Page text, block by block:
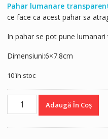
Pahar lumanare
ce face ca acest pahar sa
In pahar se pot pune
Dimensiuni:6×7.8cm
10 în stoc
Cantitate
1219278
Adaugă În Coș